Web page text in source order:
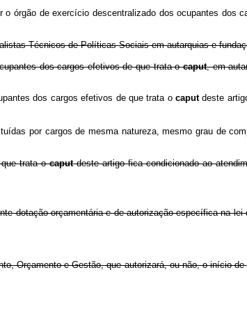
o órgão de exercício descentralizado dos ocupantes
Técnicos de Políticas Sociais em autarquias e
dos cargos efetivos de que trata ocaput, em
dos cargos efetivos de que trata ocaputdeste
por cargos de mesma natureza, mesmo grau de
que trata ocaputdeste artigo fica condicionado ao
dotação orçamentária e de autorização específica na
Orçamento e Gestão, que autorizará, ou não, o início